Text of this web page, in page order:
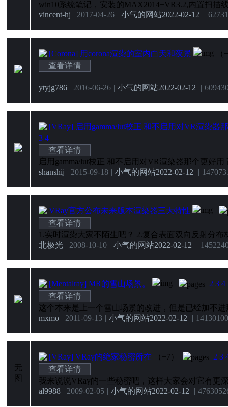
vincent-hj 2017-04-26 | 小气的网站2022-02-12 | 6273
[Corona] 用corona渲染的室内白天和夜景
查看详情
ytyjg786 2016-06-26 | 小气的网站2022-02-12 | 6094
[VRay] 启用gamma/lut校正 和不启用对VR渲染器
3 4
查看详情
shanshij 2015-09-18 | 小气的网站2022-02-12 | 14707
VRay官方公布未来版本渲染器三大特性
查看详情
北极光 2008-10-10 | 小气的网站2022-02-12 | 14522
[Mentalray] MR的雪山场景。 2 3 4
查看详情
mxmo 2011-09-13 | 小气的网站2022-02-12 | 14130100
无
图
[VRay] VRay的绝家秘密所在 （+7） 2 3
查看详情
al9988 2009-02-05 | 小气的网站2022-02-12 | 47630